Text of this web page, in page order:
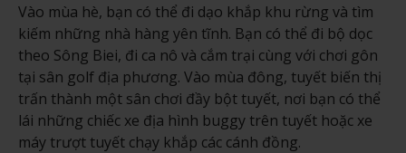
Vào mùa hè, bạn có thể đi dạo khắp khu rừng và tìm
kiếm những nhà hàng yên tĩnh. Bạn có thể đi bộ dọc
theo Sông Biei, đi ca nô và cắm trại cùng với chơi gôn
tại sân golf địa phương. Vào mùa đông, tuyết biến thị
trấn thành một sân chơi đầy bột tuyết, nơi bạn có thể
lái những chiếc xe địa hình buggy trên tuyết hoặc xe
máy trượt tuyết chạy khắp các cánh đồng.